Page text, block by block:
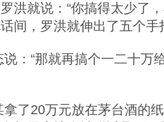
洪就说：“你搞得太少了
间，罗洪就伸出了五个手
：“那就再搞个一二十万
拿了20万元放在茅台酒的